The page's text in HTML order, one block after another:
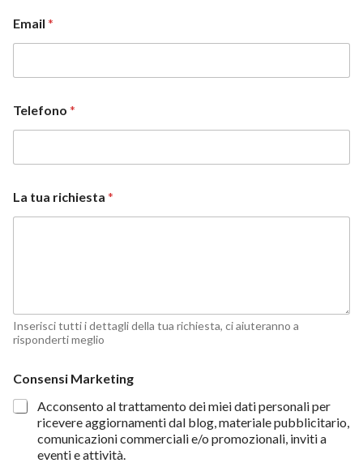
Email *
Telefono *
La tua richiesta *
Inserisci tutti i dettagli della tua richiesta, ci aiuteranno a
risponderti meglio
Consensi Marketing
Acconsento al trattamento dei miei dati personali per
ricevere aggiornamenti dal blog, materiale pubblicitario,
comunicazioni commerciali e/o promozionali, inviti a
eventi e attività.